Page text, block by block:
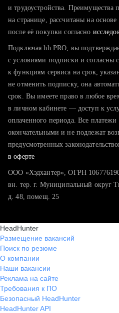
тратите много времени на
хотите сравнить себя с
и трудоустройства. Преимущества
на странице, рассчитаны на
после её покупки согласно
Подключая hh PRO, вы
с условиями подписки и согласны
к функциям сервиса на срок,
не отменить подписку, она
срок. Вы имеете право в любое
в личном кабинете — доступ к
оплаченного периода. Все платежи
окончательными и не подлежат
предусмотренных
в оферте
ООО «Хэдхантер», ОГРН
вн. тер. г. Муниципальный округ
д. 48, помещ. 25
HeadHunter
Размещение вакансий
Поиск по резюме
О компании
Наши вакансии
Реклама на сайте
Требования к ПО
Безопасный HeadHunter
HeadHunter API